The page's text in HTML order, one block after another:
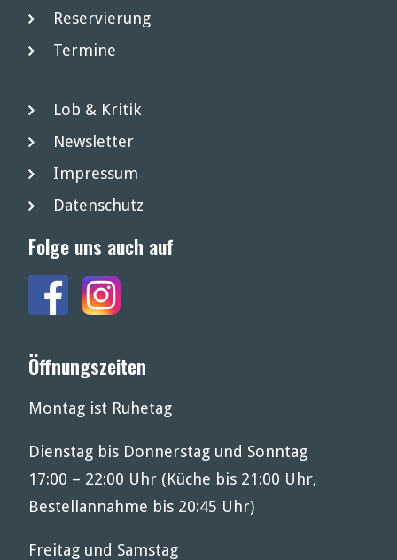
Reservierung
Termine
Lob & Kritik
Newsletter
Impressum
Datenschutz
Folge uns auch auf
Öffnungszeiten
Montag ist Ruhetag
Dienstag bis Donnerstag und Sonntag
17:00 – 22:00 Uhr (Küche bis 21:00 Uhr,
Bestellannahme bis 20:45 Uhr)
Freitag und Samstag